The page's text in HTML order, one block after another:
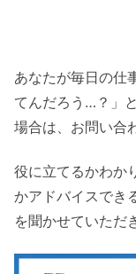
あなたが毎日の仕
てんだろう…？」
場合は、お問い合
役に立てるかわか
かアドバイスでき
を聞かせていただ